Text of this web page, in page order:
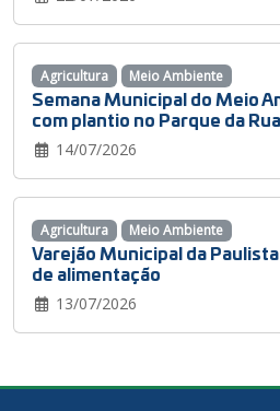
Semana Municipal do Meio
com plantio no Parque da
14/07/2026
Agricultura Meio Ambiente
Varejão Municipal da
de alimentação
13/07/2026
Agricultura Meio Ambiente